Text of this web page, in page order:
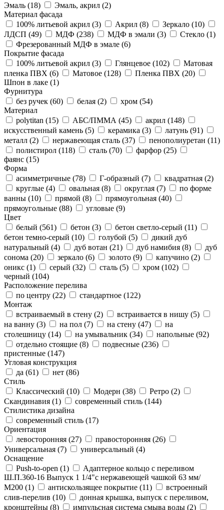
Эмаль (18) Эмаль, акрил (2)
Материал фасада
100% литьевой акрил (3) Акрил (8) Зеркало (10)
ЛДСП (49) МДФ (238) МДФ в эмали (3) Стекло (1)
Фрезерованный МДФ в эмале (6)
Покрытие фасада
100% литьевой акрил (3) Глянцевое (102)
Матовая
пленка ПВХ (6) Матовое (128) Пленка ПВХ (20)
Шпон в лаке (1)
Фурнитура
без ручек (60) белая (2) хром (54)
Материал
polytitan (15) АБС/ПММА (45) акрил (148)
искусственный камень (5) керамика (3) латунь (91)
металл (2) нержавеющая сталь (37) пенополиуретан (11)
полистирол (118) сталь (70) фарфор (25)
фаянс (15)
Форма
асимметричные (78) Г-образный (7) квадратная (2)
круглые (4) овальная (8) округлая (7)
по форме
ванны (10) прямой (8) прямоугольная (40)
прямоугольные (88) угловые (9)
Цвет
белый (561) бетон (3) бетон светло-серый (11)
бетон темно-серый (10) голубой (5)
дикий дуб
натуральный (4) дуб вотан (21) дуб намибия (8)
дуб
сонома (20) зеркало (6) золото (9) капучино (2)
оникс (1) серый (32) сталь (5) хром (102)
черный (104)
Расположение перелива
по центру (22) стандартное (122)
Монтаж
встраиваемый в стену (2) встраивается в нишу (5)
на ванну (3) на пол (7) на стену (47)
на
столешницу (14) на умывальник (34) напольные (92)
отдельно стоящие (8) подвесные (236)
пристенные (147)
Угловая конструкция
да (61) нет (86)
Стиль
Классический (10) Модерн (38) Ретро (2)
Скандинавия (1) современный стиль (144)
Стилистика дизайна
современный стиль (17)
Ориентация
левосторонняя (27) правосторонняя (26)
Универсальная (7) универсальный (4)
Оснащение
Push-to-open (1)
Адаптерное кольцо с переливом
Ш.П.360-16 Выпуск 1 1/4"с нержавеющей чашкой 63 мм/
М200 (1) антискользящее покрытие (11)
встроенный
слив-перелив (10)
донная крышка, выпуск с переливом,
кронштейны (8) импульсная система смыва воды (2)